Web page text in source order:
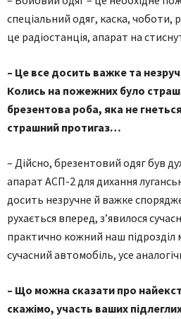
спеціальний одяг, каска, чоботи,
це радіостанція, апарат на
– Це все досить важке та
Колись на пожежних було
брезентова роба, яка не
страшний протигаз…
– Дійсно, брезентовий одяг був
апарат АСП-2 для дихання
досить незручне й важке
рухається вперед, з’явилося
практично кожний наш підрозділ
сучасний автомобіль, усе
– Що можна сказати про
скажімо, участь ваших